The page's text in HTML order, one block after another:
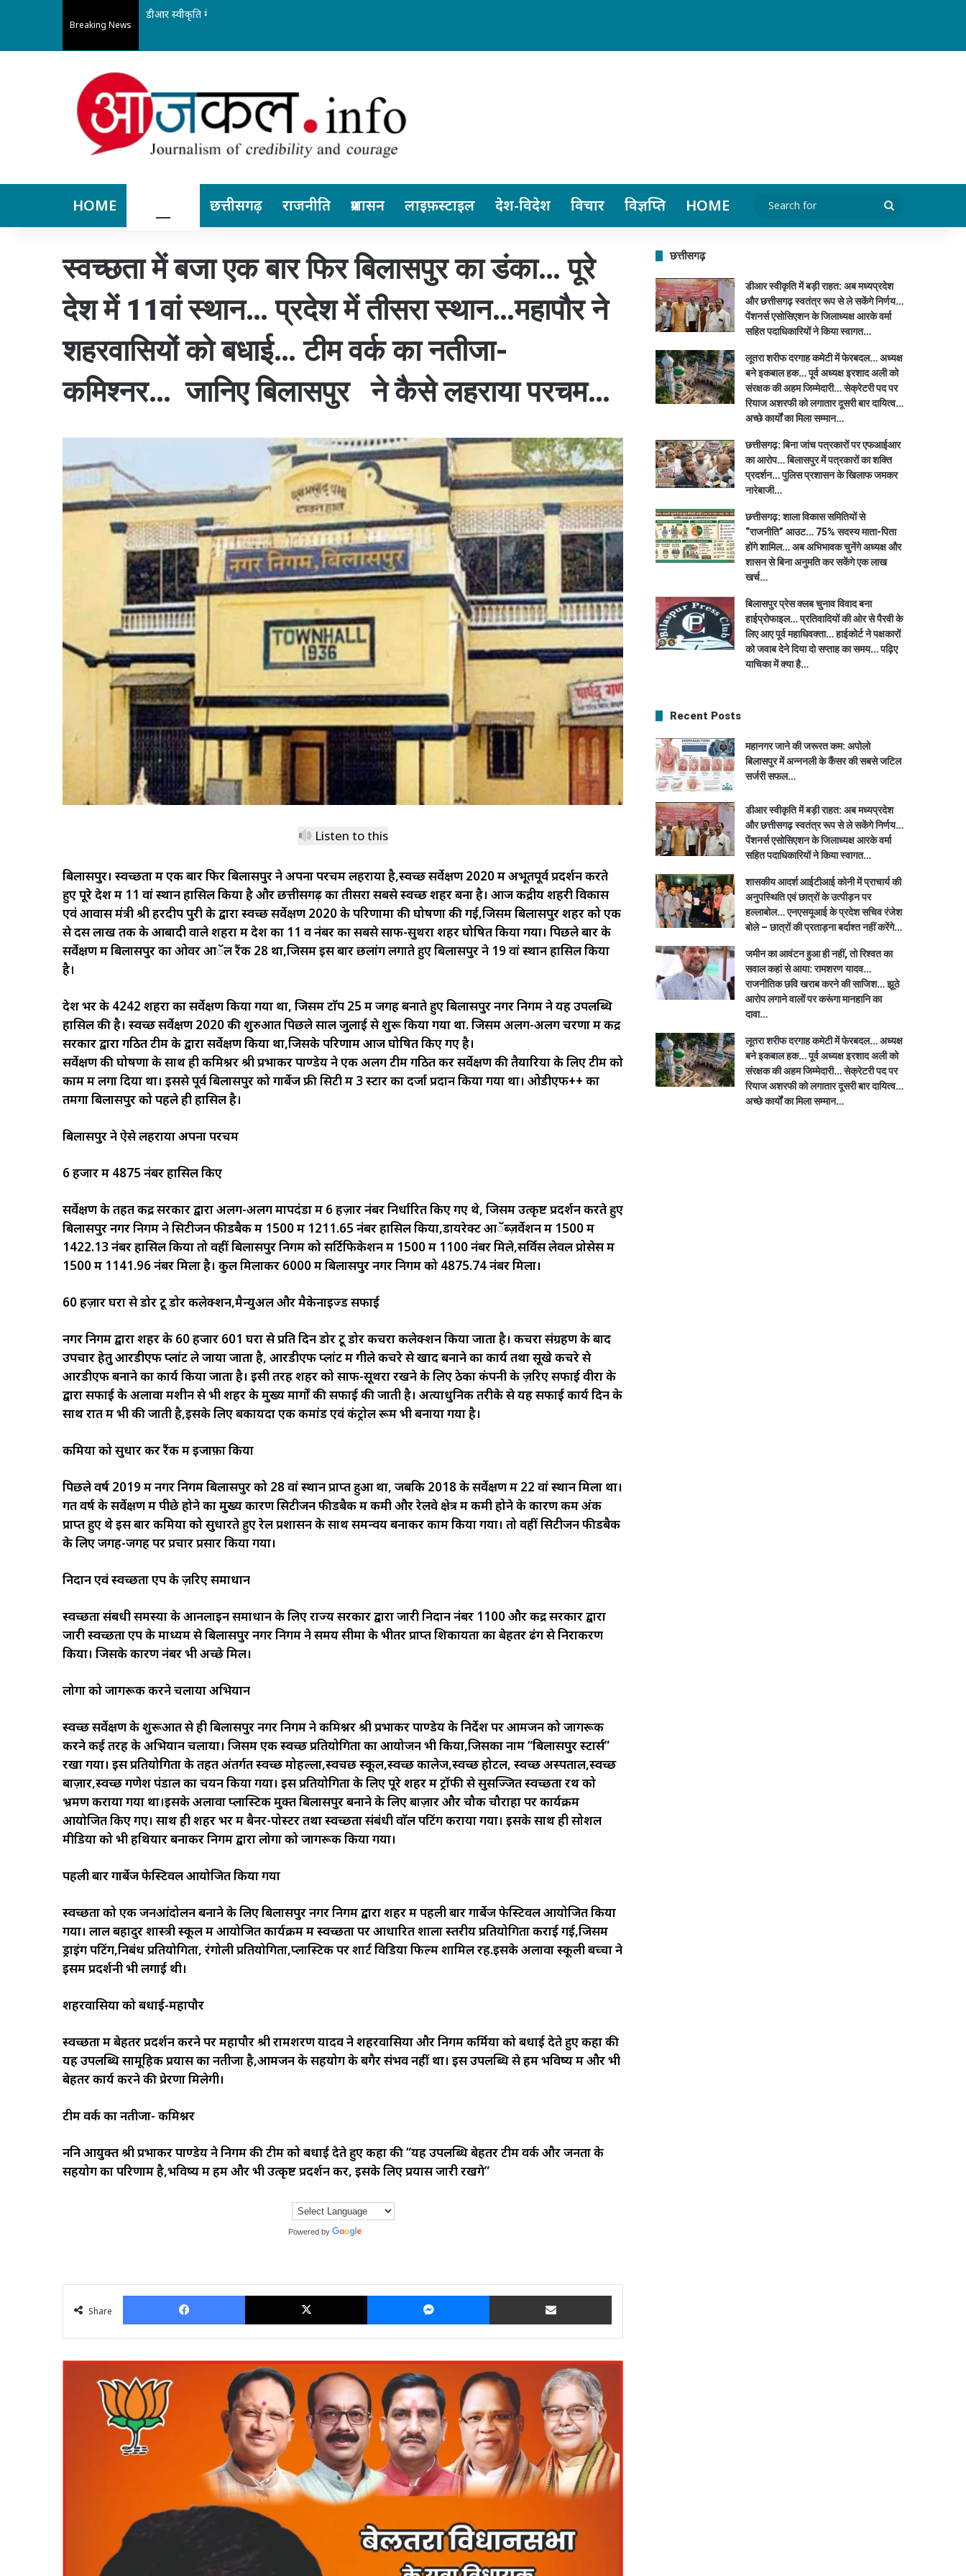
Breaking News
डीआर स्वीकृति में बड़ी राहत: अब मध्यप्रदेश और छत्तीसगढ़ स्वतंत्र रूप से ले सकेंगे निर्णय… पेंशनर्स एसोसिएशन के जिलाध्यक्ष आरके वर्मा सहित पदाधिकारियों ने किया स्वागत…
HOME छत्तीसगढ़ राजनीति प्रशासन लाइफ़स्टाइल देश-विदेश विचार विज्ञप्ति HOME
for
स्वच्छता में बजा एक बार फिर बिलासपुर का डंका… पूरे
देश में 11वां स्थान… प्रदेश में तीसरा स्थान…महापौर ने
शहरवासियों को बधाई… टीम वर्क का नतीजा-
कमिश्नर… जानिए बिलासपुर ने कैसे लहराया परचम…
Listen to this
बिलासपुर। स्वच्छता में एक बार फिर बिलासपुर ने अपना परचम लहराया है,स्वच्छ सर्वेक्षण 2020 में अभूतपूर्व प्रदर्शन करते
हुए पूरे देश में 11 वां स्थान हासिल किया है और छत्तीसगढ़ का तीसरा सबसे स्वच्छ शहर बना है। आज केंद्रीय शहरी विकास
एवं आवास मंत्री श्री हरदीप पुरी के द्वारा स्वच्छ सर्वेक्षण 2020 के परिणामों की घोषणा की गई,जिसमें बिलासपुर शहर को एक
से दस लाख तक के आबादी वाले शहरों में देश का 11 वें नंबर का सबसे साफ-सुथरा शहर घोषित किया गया। पिछले बार के
सर्वेक्षण में बिलासपुर का ओवर आॅल रैंक 28 था,जिसमें इस बार छलांग लगाते हुए बिलासपुर ने 19 वां स्थान हासिल किया
है।
देश भर के 4242 शहरों का सर्वेक्षण किया गया था, जिसमें टाॅप 25 में जगह बनाते हुए बिलासपुर नगर निगम ने यह उपलब्धि
हासिल की है। स्वच्छ सर्वेक्षण 2020 की शुरुआत पिछले साल जुलाई से शुरू किया गया था. जिसमें अलग-अलग चरणों में केंद्र
सरकार द्वारा गठित टीम के द्वारा सर्वेक्षण किया था,जिसके परिणाम आज घोषित किए गए है।
सर्वेक्षण की घोषणा के साथ ही कमिश्नर श्री प्रभाकर पाण्डेय ने एक अलग टीम गठित कर सर्वेक्षण की तैयारियों के लिए टीम को
काम में लगा दिया था। इससे पूर्व बिलासपुर को गार्बेज फ्री सिटी में 3 स्टार का दर्जा प्रदान किया गया था। ओडीएफ++ का
तमगा बिलासपुर को पहले ही हासिल है।
बिलासपुर ने ऐसे लहराया अपना परचम
6 हजार में 4875 नंबर हासिल किए
सर्वेक्षण के तहत केंद्र सरकार द्वारा अलग-अलग मापदंडों में 6 हज़ार नंबर निर्धारित किए गए थे, जिसमें उत्कृष्ट प्रदर्शन करते हुए
बिलासपुर नगर निगम ने सिटीजन फीडबैक में 1500 में 1211.65 नंबर हासिल किया,डायरेक्ट आॅब्ज़र्वेशन में 1500 में
1422.13 नंबर हासिल किया तो वहीं बिलासपुर निगम को सर्टिफिकेशन में 1500 में 1100 नंबर मिले,सर्विस लेवल प्रोसेस में
1500 में 1141.96 नंबर मिला है। कुल मिलाकर 6000 में बिलासपुर नगर निगम को 4875.74 नंबर मिला।
60 हज़ार घरों से डोर टू डोर कलेक्शन,मैन्युअल और मैकेनाइज्ड सफाई
नगर निगम द्वारा शहर के 60 हजार 601 घरों से प्रति दिन डोर टू डोर कचरा कलेक्शन किया जाता है। कचरा संग्रहण के बाद
उपचार हेतु आरडीएफ प्लांट ले जाया जाता है, आरडीएफ प्लांट में गीले कचरे से खाद बनाने का कार्य तथा सूखे कचरे से
आरडीएफ बनाने का कार्य किया जाता है। इसी तरह शहर को साफ-सूथरा रखने के लिए ठेका कंपनी के ज़रिए सफाई वीरों के
द्वारा सफाई के अलावा मशीन से भी शहर के मुख्य मार्गों की सफाई की जाती है। अत्याधुनिक तरीके से यह सफाई कार्य दिन के
साथ रात में भी की जाती है,इसके लिए बकायदा एक कमांड एवं कंट्रोल रूम भी बनाया गया है।
कमियों को सुधार कर रैंक में इजाफ़ा किया
पिछले वर्ष 2019 में नगर निगम बिलासपुर को 28 वां स्थान प्राप्त हुआ था, जबकि 2018 के सर्वेक्षण में 22 वां स्थान मिला था।
गत वर्ष के सर्वेक्षण में पीछे होने का मुख्य कारण सिटीजन फीडबैक में कमी और रेलवे क्षेत्र में कमी होने के कारण कम अंक
प्राप्त हुए थे इस बार कमियों को सुधारते हुए रेल प्रशासन के साथ समन्वय बनाकर काम किया गया। तो वहीं सिटीजन फीडबैक
के लिए जगह-जगह पर प्रचार प्रसार किया गया।
निदान एवं स्वच्छता एप के ज़रिए समाधान
स्वच्छता संबधी समस्या के आनलाइन समाधान के लिए राज्य सरकार द्वारा जारी निदान नंबर 1100 और केंद्र सरकार द्वारा
जारी स्वच्छता एप के माध्यम से बिलासपुर नगर निगम ने समय सीमा के भीतर प्राप्त शिकायतों का बेहतर ढंग से निराकरण
किया। जिसके कारण नंबर भी अच्छे मिलें।
लोगों को जागरूक करने चलाया अभियान
स्वच्छ सर्वेक्षण के शुरूआत से ही बिलासपुर नगर निगम ने कमिश्नर श्री प्रभाकर पाण्डेय के निर्देश पर आमजन को जागरूक
करने कई तरह के अभियान चलाया। जिसमें एक स्वच्छ प्रतियोगिता का आयोजन भी किया,जिसका नाम “बिलासपुर स्टार्स”
रखा गया। इस प्रतियोगिता के तहत अंतर्गत स्वच्छ मोहल्ला,स्वचछ स्कूल,स्वच्छ कालेज,स्वच्छ होटल, स्वच्छ अस्पताल,स्वच्छ
बाज़ार,स्वच्छ गणेश पंडाल का चयन किया गया। इस प्रतियोगिता के लिए पूरे शहर में ट्रॉफी से सुसज्जित स्वच्छता रथ को
भ्रमण कराया गया था।इसके अलावा प्लास्टिक मुक्त बिलासपुर बनाने के लिए बाज़ार और चौक चौराहों पर कार्यक्रम
आयोजित किए गए। साथ ही शहर भर में बैनर-पोस्टर तथा स्वच्छता संबंधी वाॅल पेंटिंग कराया गया। इसके साथ ही सोशल
मीडिया को भी हथियार बनाकर निगम द्वारा लोगों को जागरूक किया गया।
पहली बार गार्बेज फेस्टिवल आयोजित किया गया
स्वच्छता को एक जनआंदोलन बनाने के लिए बिलासपुर नगर निगम द्वारा शहर में पहली बार गार्बेज फेस्टिवल आयोजित किया
गया। लाल बहादुर शास्त्री स्कूल में आयोजित कार्यक्रम में स्वच्छता पर आधारित शाला स्तरीय प्रतियोगिता कराई गई,जिसमें
ड्राइंग पेंटिंग,निबंध प्रतियोगिता, रंगोली प्रतियोगिता,प्लास्टिक पर शार्ट विडियों फिल्म शामिल रहें.इसके अलावा स्कूली बच्चों ने
इसमें प्रदर्शनी भी लगाई थी।
शहरवासियों को बधाई-महापौर
स्वच्छता में बेहतर प्रदर्शन करने पर महापौर श्री रामशरण यादव ने शहरवासियों और निगम कर्मियों को बधाई देते हुए कहा की
यह उपलब्धि सामूहिक प्रयास का नतीजा है,आमजन के सहयोग के बगैर संभव नहीं था। इस उपलब्धि से हमें भविष्य में और भी
बेहतर कार्य करने की प्रेरणा मिलेगी।
टीम वर्क का नतीजा- कमिश्नर
ननि आयुक्त श्री प्रभाकर पाण्डेय ने निगम की टीम को बधाई देते हुए कहा की “यह उपलब्धि बेहतर टीम वर्क और जनता के
सहयोग का परिणाम है,भविष्य में हम और भी उत्कृष्ट प्रदर्शन करें, इसके लिए प्रयास जारी रखेंगे”
Powered by
Share
Facebook X Messenger Share via Email
छत्तीसगढ़
डीआर स्वीकृति में बड़ी राहत: अब मध्यप्रदेश
और छत्तीसगढ़ स्वतंत्र रूप से ले सकेंगे निर्णय…
पेंशनर्स एसोसिएशन के जिलाध्यक्ष आरके वर्मा
सहित पदाधिकारियों ने किया स्वागत…
लूतरा शरीफ दरगाह कमेटी में फेरबदल… अध्यक्ष
बने इकबाल हक… पूर्व अध्यक्ष इरशाद अली को
संरक्षक की अहम जिम्मेदारी… सेक्रेटरी पद पर
रियाज अशरफी को लगातार दूसरी बार दायित्व…
अच्छे कार्यों का मिला सम्मान…
छत्तीसगढ़: बिना जांच पत्रकारों पर एफआईआर
का आरोप… बिलासपुर में पत्रकारों का शक्ति
प्रदर्शन… पुलिस प्रशासन के खिलाफ जमकर
नारेबाजी…
छत्तीसगढ़: शाला विकास समितियों से
“राजनीति” आउट… 75% सदस्य माता-पिता
होंगे शामिल… अब अभिभावक चुनेंगे अध्यक्ष और
शासन से बिना अनुमति कर सकेंगे एक लाख
खर्च…
बिलासपुर प्रेस क्लब चुनाव विवाद बना
हाईप्रोफाइल… प्रतिवादियों की ओर से पैरवी के
लिए आए पूर्व महाधिवक्ता… हाईकोर्ट ने पक्षकारों
को जवाब देने दिया दो सप्ताह का समय… पढ़िए
याचिका में क्या है…
Recent Posts
महानगर जाने की जरूरत कम: अपोलो
बिलासपुर में अन्ननली के कैंसर की सबसे जटिल
सर्जरी सफल…
डीआर स्वीकृति में बड़ी राहत: अब मध्यप्रदेश
और छत्तीसगढ़ स्वतंत्र रूप से ले सकेंगे निर्णय…
पेंशनर्स एसोसिएशन के जिलाध्यक्ष आरके वर्मा
सहित पदाधिकारियों ने किया स्वागत…
शासकीय आदर्श आईटीआई कोनी में प्राचार्य की
अनुपस्थिति एवं छात्रों के उत्पीड़न पर
हल्लाबोल… एनएसयूआई के प्रदेश सचिव रंजेश
बोले – छात्रों की प्रताड़ना बर्दाश्त नहीं करेंगे…
जमीन का आवंटन हुआ ही नहीं, तो रिश्वत का
सवाल कहां से आया: रामशरण यादव…
राजनीतिक छवि खराब करने की साजिश… झूठे
आरोप लगाने वालों पर करूंगा मानहानि का
दावा…
लूतरा शरीफ दरगाह कमेटी में फेरबदल… अध्यक्ष
बने इकबाल हक… पूर्व अध्यक्ष इरशाद अली को
संरक्षक की अहम जिम्मेदारी… सेक्रेटरी पद पर
रियाज अशरफी को लगातार दूसरी बार दायित्व…
अच्छे कार्यों का मिला सम्मान…